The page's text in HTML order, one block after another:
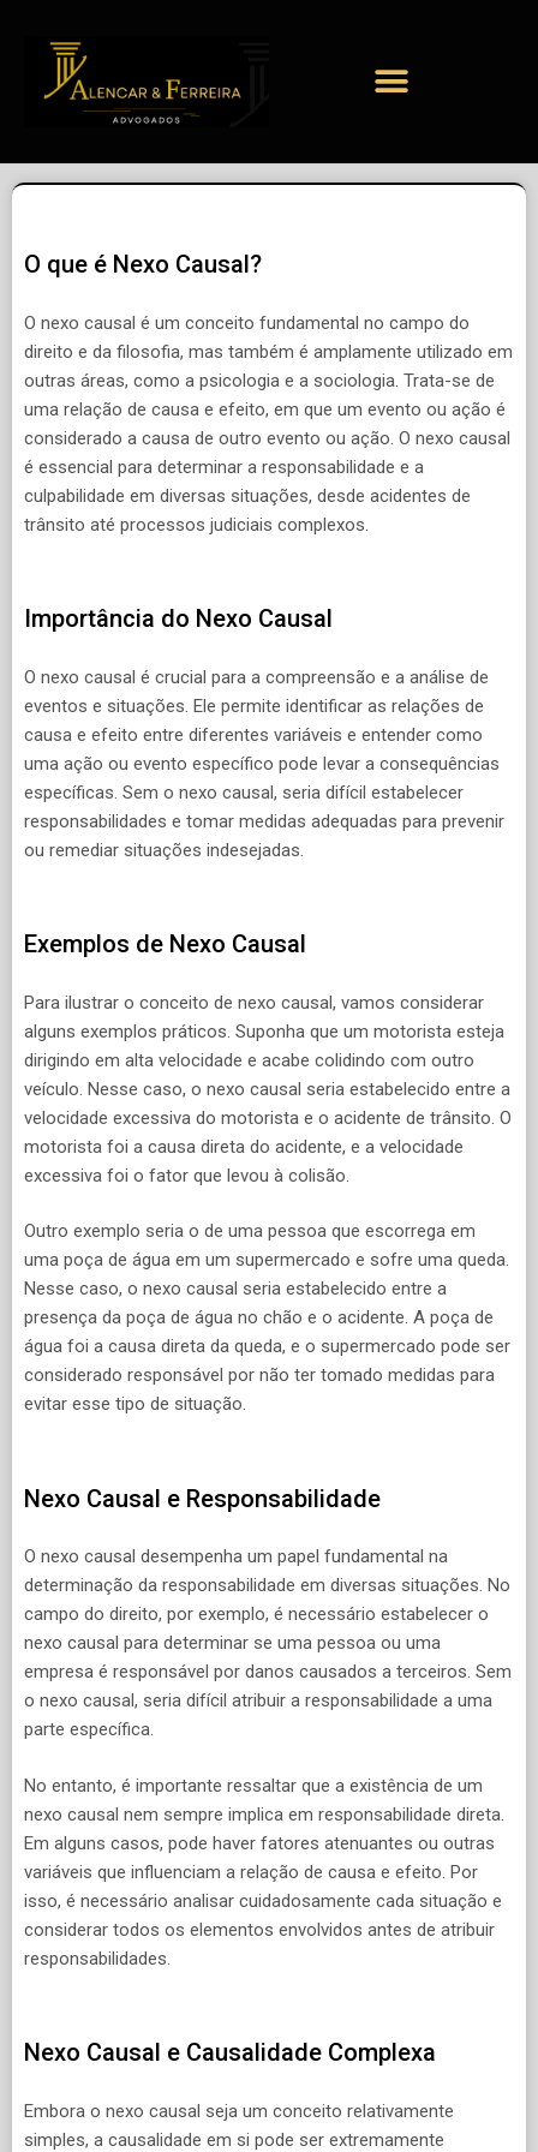
O que é Nexo Causal?
O nexo causal é um conceito fundamental no campo do
direito e da filosofia, mas também é amplamente utilizado em
outras áreas, como a psicologia e a sociologia. Trata-se de
uma relação de causa e efeito, em que um evento ou ação é
considerado a causa de outro evento ou ação. O nexo causal
é essencial para determinar a responsabilidade e a
culpabilidade em diversas situações, desde acidentes de
trânsito até processos judiciais complexos.
Importância do Nexo Causal
O nexo causal é crucial para a compreensão e a análise de
eventos e situações. Ele permite identificar as relações de
causa e efeito entre diferentes variáveis e entender como
uma ação ou evento específico pode levar a consequências
específicas. Sem o nexo causal, seria difícil estabelecer
responsabilidades e tomar medidas adequadas para prevenir
ou remediar situações indesejadas.
Exemplos de Nexo Causal
Para ilustrar o conceito de nexo causal, vamos considerar
alguns exemplos práticos. Suponha que um motorista esteja
dirigindo em alta velocidade e acabe colidindo com outro
veículo. Nesse caso, o nexo causal seria estabelecido entre a
velocidade excessiva do motorista e o acidente de trânsito. O
motorista foi a causa direta do acidente, e a velocidade
excessiva foi o fator que levou à colisão.
Outro exemplo seria o de uma pessoa que escorrega em
uma poça de água em um supermercado e sofre uma queda.
Nesse caso, o nexo causal seria estabelecido entre a
presença da poça de água no chão e o acidente. A poça de
água foi a causa direta da queda, e o supermercado pode ser
considerado responsável por não ter tomado medidas para
evitar esse tipo de situação.
Nexo Causal e Responsabilidade
O nexo causal desempenha um papel fundamental na
determinação da responsabilidade em diversas situações. No
campo do direito, por exemplo, é necessário estabelecer o
nexo causal para determinar se uma pessoa ou uma
empresa é responsável por danos causados a terceiros. Sem
o nexo causal, seria difícil atribuir a responsabilidade a uma
parte específica.
No entanto, é importante ressaltar que a existência de um
nexo causal nem sempre implica em responsabilidade direta.
Em alguns casos, pode haver fatores atenuantes ou outras
variáveis que influenciam a relação de causa e efeito. Por
isso, é necessário analisar cuidadosamente cada situação e
considerar todos os elementos envolvidos antes de atribuir
responsabilidades.
Nexo Causal e Causalidade Complexa
Embora o nexo causal seja um conceito relativamente
simples, a causalidade em si pode ser extremamente